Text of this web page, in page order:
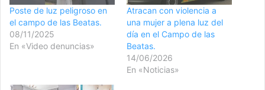
Poste de luz peligroso en
el campo de las Beatas.
08/11/2025
En «Video denuncias»
Atracan con violencia a
una mujer a plena luz del
día en el Campo de las
Beatas.
14/06/2026
En «Noticias»